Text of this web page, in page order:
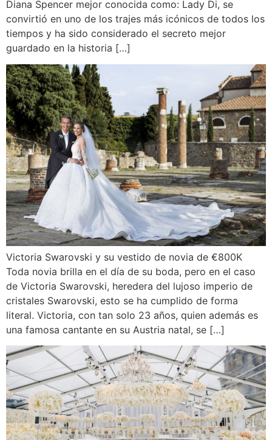
Diana Spencer mejor conocida como: Lady Di, se
convirtió en uno de los trajes más icónicos de todos los
tiempos y ha sido considerado el secreto mejor
guardado en la historia […]
Victoria Swarovski y su vestido de novia de €800K​
Toda novia brilla en el día de su boda, pero en el caso
de Victoria Swarovski, heredera del lujoso imperio de
cristales Swarovski, esto se ha cumplido de forma
literal. Victoria, con tan solo 23 años, quien además es
una famosa cantante en su Austria natal, se […]